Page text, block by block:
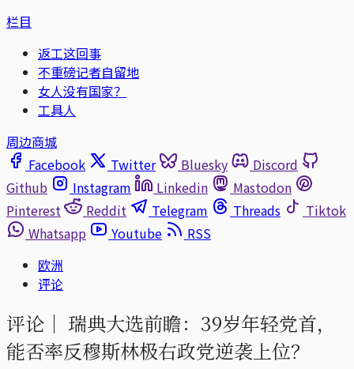
栏目
返工这回事
不重磅记者自留地
女人没有国家？
工具人
周边商城
Facebook
Twitter Bluesky
Discord
Github
Instagram Linkedin
Mastodon
Pinterest
Reddit Telegram Threads
Tiktok
Whatsapp
Youtube
RSS
欧洲
评论
评论｜ 瑞典大选前瞻：39岁年轻党首，
能否率反穆斯林极右政党逆袭上位？